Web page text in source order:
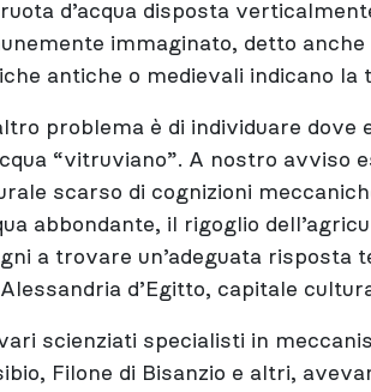
d’acqua disposta
immaginato, detto
antiche o medievali indicano la
problema è di individuare dove
“vitruviano”. A nostro avviso
scarso di cognizioni
abbondante, il rigoglio
a trovare un’adeguata risposta
d’Egitto, capitale
scienziati specialisti in
Filone di Bisanzio e altri,